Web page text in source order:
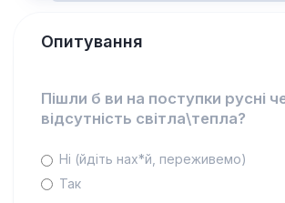
Опитування
Пішли б ви на поступки русні
відсутність світла\тепла?
Ні (йдіть нах*й, переживемо)
Так